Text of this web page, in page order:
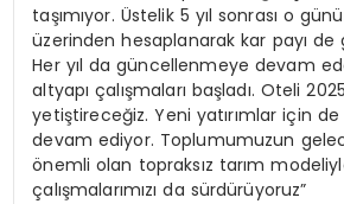
taşımıyor. Üstelik 5 yıl sonrası o
üzerinden hesaplanarak kar payı de
Her yıl da güncellenmeye devam
altyapı çalışmaları başladı. Oteli
yetiştireceğiz. Yeni yatırımlar için de
devam ediyor. Toplumumuzun
önemli olan topraksız tarım
çalışmalarımızı da sürdürüyoruz”